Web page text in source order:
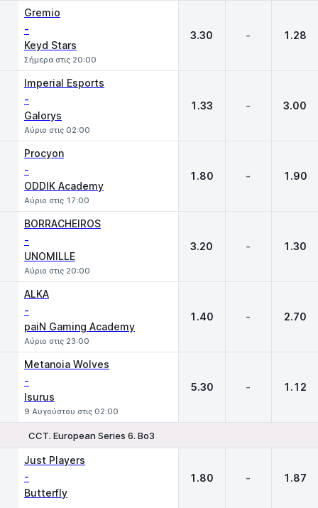
Gremio
-
Keyd Stars
Σήμερα στις 20:00
3.30 - 1.28
Imperial Esports
-
Galorys
Αύριο στις 02:00
1.33 - 3.00
Procyon
-
ODDIK Academy
Αύριο στις 17:00
1.80 - 1.90
BORRACHEIROS
-
UNOMILLE
Αύριο στις 20:00
3.20 - 1.30
ALKA
-
paiN Gaming Academy
Αύριο στις 23:00
1.40 - 2.70
Metanoia Wolves
-
Isurus
9 Αυγούστου στις 02:00
5.30 - 1.12
CCT. European Series 6. Bo3
Just Players
-
Butterfly
1.80 - 1.87